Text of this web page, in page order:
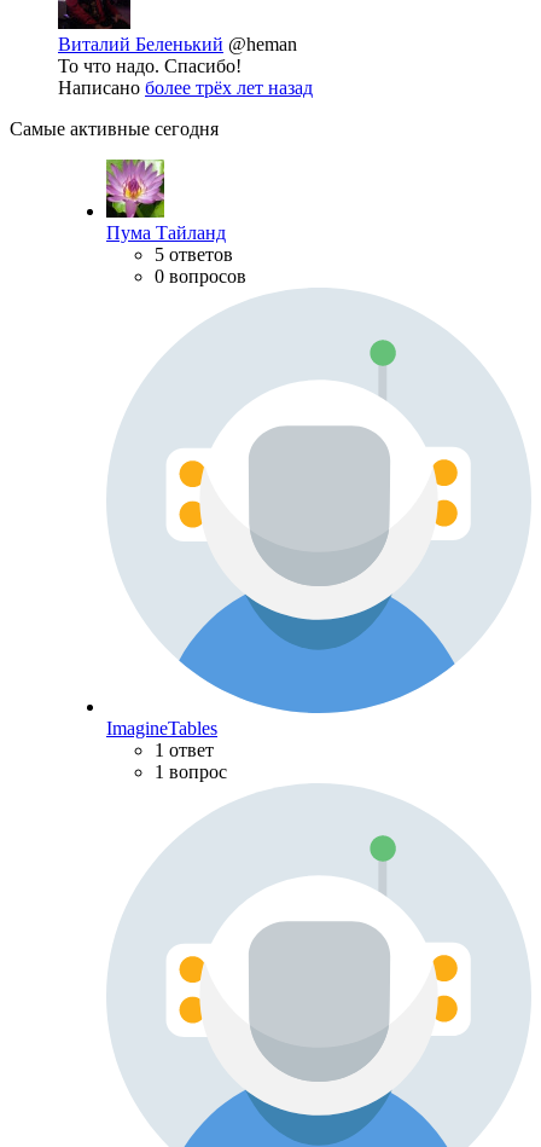
Виталий Беленький @heman
То что надо. Спасибо!
Написано более трёх лет назад
Самые активные сегодня
Пума Тайланд
5 ответов
0 вопросов
ImagineTables
1 ответ
1 вопрос